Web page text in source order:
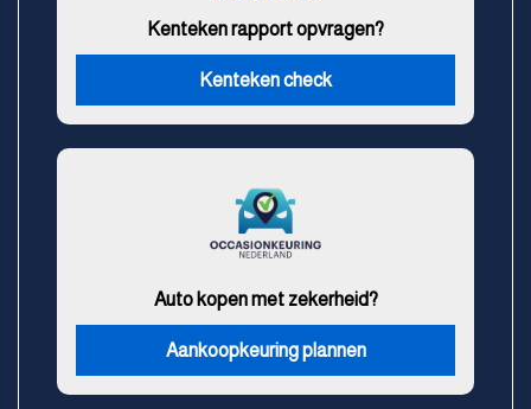
Kenteken rapport opvragen?
Kenteken check
Auto kopen met zekerheid?
Aankoopkeuring plannen